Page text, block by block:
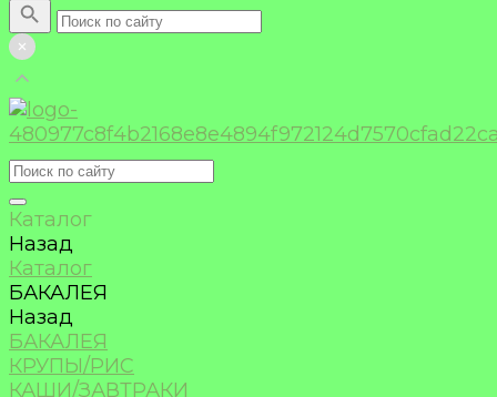
Каталог
Назад
Каталог
БАКАЛЕЯ
Назад
БАКАЛЕЯ
КРУПЫ/РИС
КАШИ/ЗАВТРАКИ